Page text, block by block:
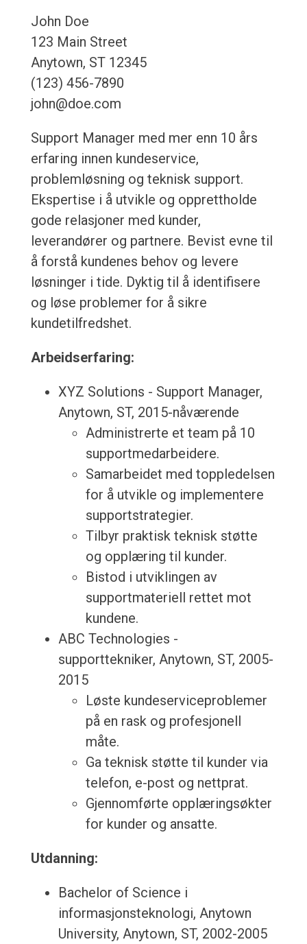
John Doe
123 Main Street
Anytown, ST 12345
(123) 456-7890
john@doe.com
Support Manager med mer enn 10 års
erfaring innen kundeservice,
problemløsning og teknisk support.
Ekspertise i å utvikle og opprettholde
gode relasjoner med kunder,
leverandører og partnere. Bevist evne til
å forstå kundenes behov og levere
løsninger i tide. Dyktig til å identifisere
og løse problemer for å sikre
kundetilfredshet.
Arbeidserfaring:
XYZ Solutions - Support Manager,
Anytown, ST, 2015-nåværende
Administrerte et team på 10
supportmedarbeidere.
Samarbeidet med toppledelsen
for å utvikle og implementere
supportstrategier.
Tilbyr praktisk teknisk støtte
og opplæring til kunder.
Bistod i utviklingen av
supportmateriell rettet mot
kundene.
ABC Technologies -
supporttekniker, Anytown, ST, 2005-
2015
Løste kundeserviceproblemer
på en rask og profesjonell
måte.
Ga teknisk støtte til kunder via
telefon, e-post og nettprat.
Gjennomførte opplæringsøkter
for kunder og ansatte.
Utdanning:
Bachelor of Science i
informasjonsteknologi, Anytown
University, Anytown, ST, 2002-2005